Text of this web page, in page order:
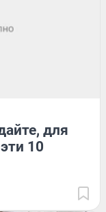
для
10